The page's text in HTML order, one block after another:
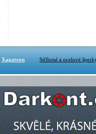
Xagatron Stříbrné a ocelové